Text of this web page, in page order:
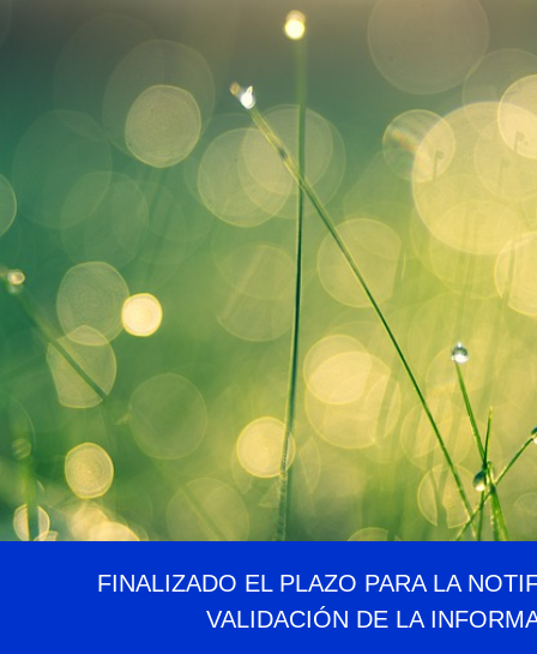
FINALIZADO EL PLAZO PARA LA
VALIDACIÓN DE LA